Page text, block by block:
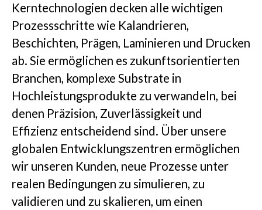
Kerntechnologien decken alle wichtigen
Prozessschritte wie Kalandrieren,
Beschichten, Prägen, Laminieren und Drucken
ab. Sie ermöglichen es zukunftsorientierten
Branchen, komplexe Substrate in
Hochleistungsprodukte zu verwandeln, bei
denen Präzision, Zuverlässigkeit und
Effizienz entscheidend sind. Über unsere
globalen Entwicklungszentren ermöglichen
wir unseren Kunden, neue Prozesse unter
realen Bedingungen zu simulieren, zu
validieren und zu skalieren, um einen